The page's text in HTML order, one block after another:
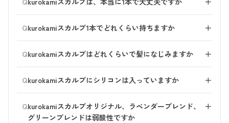
に。
●髪のボリュームケアをしたい！
→天然由来の育毛剤 スカルプエッセンス100 がおすすめ
です。 抜け毛を防ぎながら髪の発毛を促してくれま
●ボブ：2.5プッシュ
●セミロング：3プッシュ
●ロング：4プッシュ
しかし、女性の髪や頭皮のことを考えた処方となってお
りますので、お使いいただいて「もっとスッキリ感がほ
しい」「においケアに力をいれたい」と感じられる場合
は、男性用シャンプー「メンズ スカルプ・プロ」がお
すすめです。
とまる髪をご実感いただけると思います。 ご満足いた
だく仕上がりのために、髪の長さに合わせた量をご使用
ください。
（詳しい使い方はこちら）
の美容液もご一緒にお使いください。
Qkurokamiスカルプ1本でどれくらい持ちますか
＋
毎日お使いいただいた場合は次のとおりです。
ショート（2プッシュ）：約2か月分
ボブ（2.5プッシュ）：約1.5か月分
セミロング（3プッシュ）：約1～1.5か月分
ロング（4プッシュ）：約1か月分
Qkurokamiスカルプはどれくらいで髪になじみますか
＋
に美容成分が髪になじんでいきます。 使い初めにきし
みやパサつきを感じられる場合も、使い続ける中で良い
変化を感じてきたと嬉しいお声もお寄せいただいており
ます。
Qkurokamiスカルプにシリコンは入っていますか
＋
商品は、シャンプー以外の商品もノンシリコンです。）
Qkurokamiスカルプオリジナル、ラベンダーブレンド、
グリーンブレンドは弱酸性ですか
＋